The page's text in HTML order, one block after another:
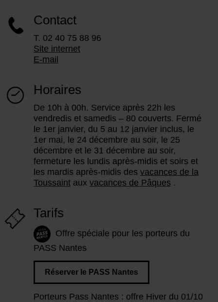
Contact
T. 02 40 75 88 96
Site internet
E-mail
Horaires
De 10h à 00h. Service après 22h les
vendredis et samedis – 80 couverts. Fermé
le 1er janvier, du 5 au 12 janvier inclus, le
1er mai, le 24 décembre au soir, le 25
décembre et le 31 décembre au soir,
fermeture les lundis après-midis et soirs et
les mardis après-midis des vacances de la
Toussaintaux vacances de Pâques .
Tarifs
Offre spéciale pour les porteurs du
PASS Nantes
Réserver le PASS Nantes
Porteurs Pass Nantes : offre Hiver du 01/10